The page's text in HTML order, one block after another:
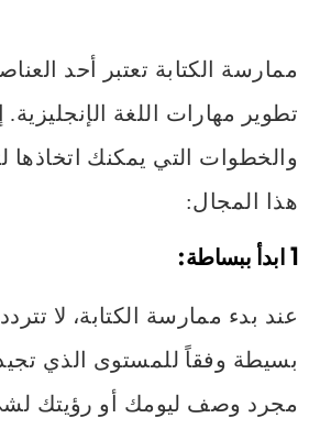
ممارسة الكتابة تعتبر أحد
تطوير مهارات اللغة
والخطوات التي يمكنك اتخاذها
هذا المجال:
1 ابدأ ببساطة:
عند بدء ممارسة الكتابة، لا
بسيطة وفقاً للمستوى الذي
مجرد وصف ليومك أو رؤيتك